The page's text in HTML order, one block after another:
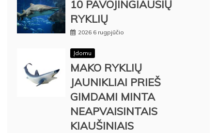
10 PAVOJINGIAUSIŲ
RYKLIŲ
2026 6 rugpjūčio
Įdomu
MAKO RYKLIŲ
JAUNIKLIAI PRIEŠ
GIMDAMI MINTA
NEAPVAISINTAIS
KIAUŠINIAIS